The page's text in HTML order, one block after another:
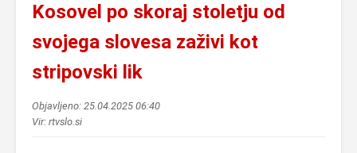
Kosovel po skoraj stoletju od
svojega slovesa zaživi kot
stripovski lik
Objavljeno: 25.04.2025 06:40
Vir: rtvslo.si